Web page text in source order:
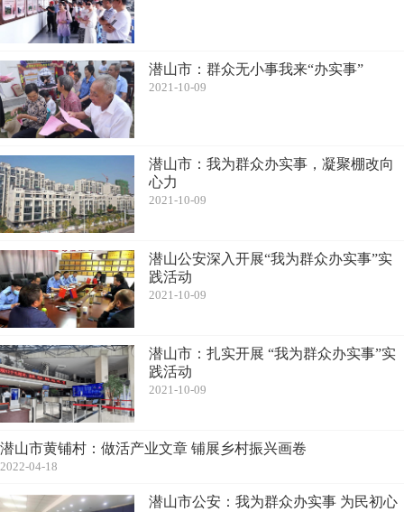
潜山市：群众无小事我来“办实事”
2021-10-09
潜山市：我为群众办实事，凝聚棚改向
心力
2021-10-09
潜山公安深入开展“我为群众办实事”实
践活动
2021-10-09
潜山市：扎实开展 “我为群众办实事”实
践活动
2021-10-09
潜山市黄铺村：做活产业文章 铺展乡村振兴画卷
2022-04-18
潜山市公安：我为群众办实事 为民初心